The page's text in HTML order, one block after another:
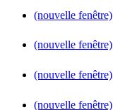
(nouvelle fenêtre)
(nouvelle fenêtre)
(nouvelle fenêtre)
(nouvelle fenêtre)